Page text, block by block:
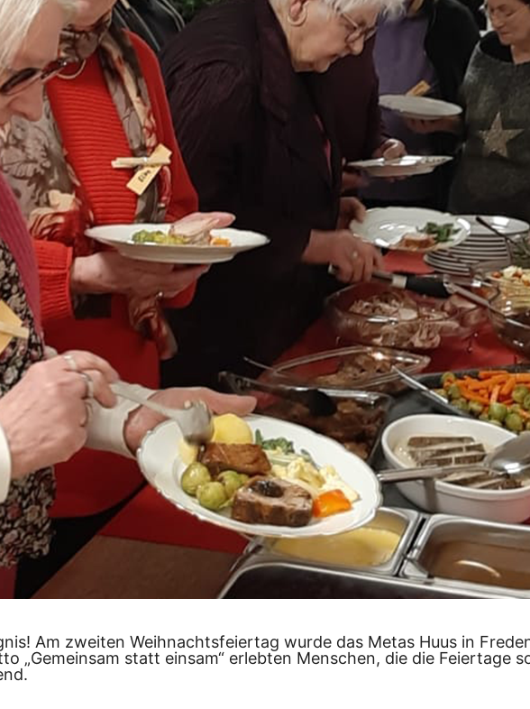
Am zweiten Weihnachtsfeiertag wurde das Metas Huus in
„Gemeinsam statt einsam“ erlebten Menschen, die die Feiertage